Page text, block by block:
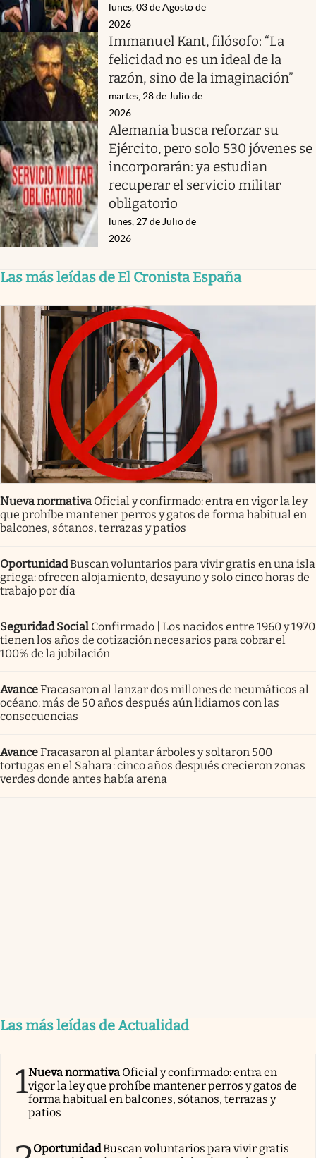
lunes, 03 de Agosto de
2026
Immanuel Kant, filósofo: “La
felicidad no es un ideal de la
razón, sino de la imaginación”
martes, 28 de Julio de
2026
Alemania busca reforzar su
Ejército, pero solo 530 jóvenes se
incorporarán: ya estudian
recuperar el servicio militar
obligatorio
lunes, 27 de Julio de
2026
Las más leídas de El Cronista España
Nueva normativa Oficial y confirmado: entra en vigor la ley
que prohíbe mantener perros y gatos de forma habitual en
balcones, sótanos, terrazas y patios
OportunidadBuscan voluntarios para vivir gratis en una isla
griega: ofrecen alojamiento, desayuno y solo cinco horas de
trabajo por día
Seguridad Social Confirmado | Los nacidos entre 1960 y 1970
tienen los años de cotización necesarios para cobrar el
100% de la jubilación
AvanceFracasaron al lanzar dos millones de neumáticos al
océano: más de 50 años después aún lidiamos con las
consecuencias
AvanceFracasaron al plantar árboles y soltaron 500
tortugas en el Sahara: cinco años después crecieron zonas
verdes donde antes había arena
Las más leídas de Actualidad
1Nueva normativa Oficial y confirmado: entra en
vigor la ley que prohíbe mantener perros y gatos de
forma habitual en balcones, sótanos, terrazas y
patios
OportunidadBuscan voluntarios para vivir gratis